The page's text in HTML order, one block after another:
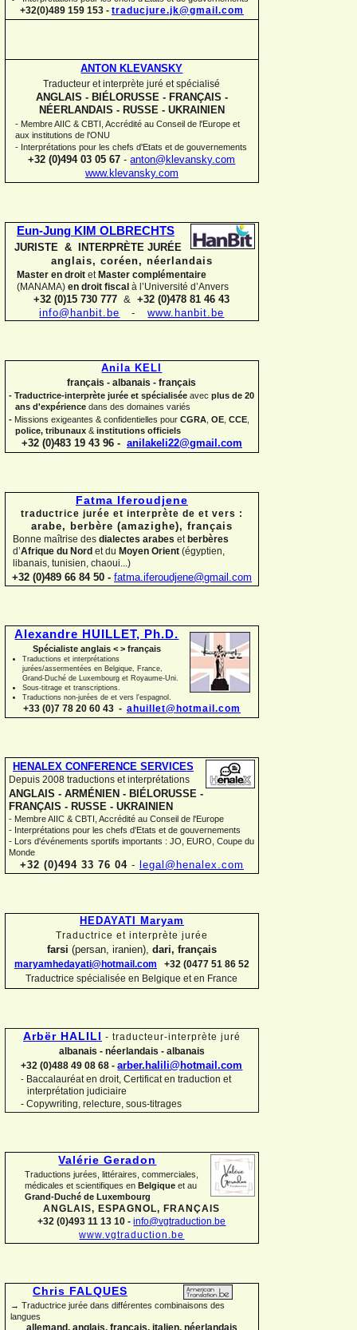
+32(0)489 159 153 - traducjure.jk@gmail.com
ANTON KLEVANSKY
Traducteur et interprète juré et spécialisé
ANGLAIS - BIÉLORUSSE - FRANÇAIS -
NÉERLANDAIS - RUSSE - UKRAINIEN
- Membre AIIC & CBTI, Accrédité au Conseil de l'Europe et
aux institutions de l'ONU
- Interprétations pour les chefs d'Etats et de gouvernements
+32 (0)494 03 05 67 - anton@klevansky.com
www.klevansky.com
Eun-Jung KIM OLBRECHTS
JURISTE & INTERPRÈTE JURÉE
anglais, coréen, néerlandais
Master en droit etMaster complémentaire
(MANAMA) en droit fiscal à l’Université d’Anvers
+32 (0)15 730 777 &+32 (0)478 81 46 43
info@hanbit.be - www.hanbit.be
Anila KELI
français - albanais - français
- Traductrice-interprète jurée et spécialisée avec plus de 20
ans d'expérience dans des domaines variés
- Missions exigeantes & confidentielles pour CGRA OE CCE
police, tribunaux & institutions officiels
+32 (0)483 19 43 96 - anilakeli22@gmail.com
Fatma Iferoudjene
traductrice jurée et interprète de et vers :
arabe, berbère (amazighe), français
Bonne maîtrise des dialectes arabes et berbères
d’Afrique du Nord et du Moyen Orient (égyptien,
libanais, tunisien, chaoui...)
+32 (0)489 66 84 50 - fatma.iferoudjene@gmail.com
Alexandre HUILLET, Ph.D.
Spécialiste anglais < > français
Traductions et interprétations
jurées/assermentées en Belgique, France,
Grand-Duché de Luxembourg et Royaume-Uni.
Sous-titrage et transcriptions.
Traductions non-jurées de et vers l'espagnol.
+33 (0)7 78 20 60 43 - ahuillet@hotmail.com
HENALEX CONFERENCE SERVICES
Depuis 2008 traductions et interprétations
ANGLAIS - ARMÉNIEN - BIÉLORUSSE -
FRANÇAIS - RUSSE - UKRAINIEN
- Membre AIIC & CBTI, Accrédité au Conseil de l'Europe
- Interprétations pour les chefs d'Etats et de gouvernements
- Lors d'événements sportifs importants : JO, EURO, Coupe du
Monde
+32 (0)494 33 76 04 - legal@henalex.com
HEDAYATI Maryam
Traductrice et interprète jurée
farsi (persan, iranien), dari, français
maryamhedayati@hotmail.com +32 (0477 51 86 52
Traductrice spécialisée en Belgique et en France
Arbër HALILI - traducteur-interprète juré
albanais - néerlandais - albanais
+32 (0)488 49 08 68 - arber.halili@hotmail.com
- Baccalauréat en droit, Certificat en traduction et
interprétation judiciaire
- Copywriting, relecture, sous-titrages
Valérie Geradon
Traductions jurées, littéraires, commerciales,
médicales et scientifiques en Belgique et au
Grand-Duché de Luxembourg
ANGLAIS, ESPAGNOL, FRANÇAIS
+32 (0)493 11 13 10 - info@vgtraduction.be
www.vgtraduction.be
Chris FALQUES
→ Traductrice jurée dans différentes combinaisons des
langues
allemand, anglais, français, italien, néerlandais